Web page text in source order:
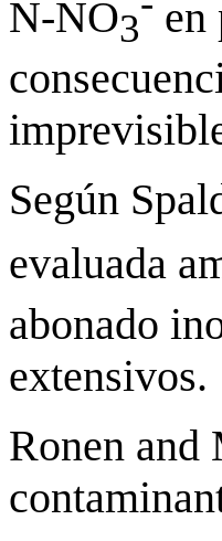
N-NO3
en
Según
evaluada
abonado
extensivos.
Ronen and